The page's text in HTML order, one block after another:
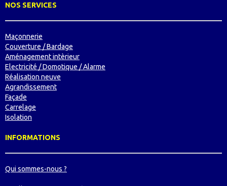
NOS SERVICES
Maçonnerie
Couverture / Bardage
Aménagement intèrieur
Electricité / Domotique / Alarme
Réalisation neuve
Agrandissement
Façade
Carrelage
Isolation
INFORMATIONS
Qui sommes-nous ?